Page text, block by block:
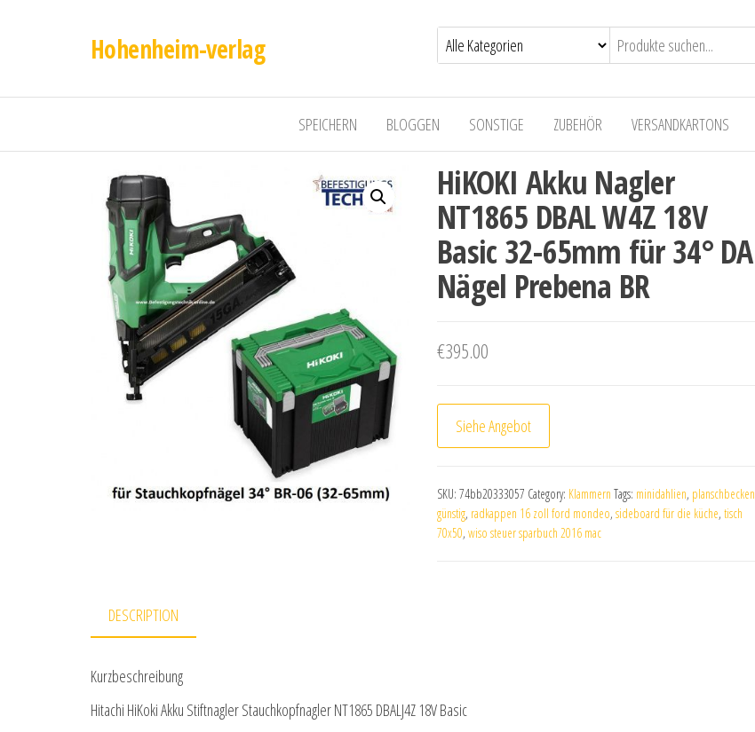
Hohenheim-verlag
SPEICHERN BLOGGEN SONSTIGE ZUBEHÖR VERSANDKARTONS
HiKOKI Akku Nagler
NT1865 DBAL W4Z 18V
Basic 32-65mm für 34° DA
Nägel Prebena BR
€395.00
Siehe Angebot
SKU: 74bb20333057 Category: Klammern Tags: minidahlien, planschbecken
günstig, radkappen 16 zoll ford mondeo, sideboard für die küche, tisch
70x50, wiso steuer sparbuch 2016 mac
DESCRIPTION
Kurzbeschreibung
Hitachi HiKoki Akku Stiftnagler Stauchkopfnagler NT1865 DBALJ4Z 18V Basic